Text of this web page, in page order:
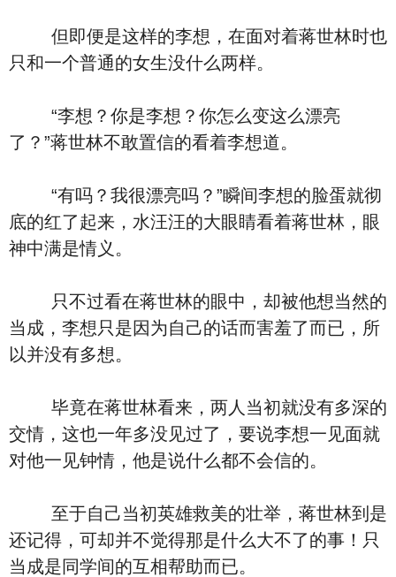
但即便是这样的李想，在面对着蒋世林时也
只和一个普通的女生没什么两样。
“李想？你是李想？你怎么变这么漂亮
了？”蒋世林不敢置信的看着李想道。
“有吗？我很漂亮吗？”瞬间李想的脸蛋就彻
底的红了起来，水汪汪的大眼睛看着蒋世林，眼
神中满是情义。
只不过看在蒋世林的眼中，却被他想当然的
当成，李想只是因为自己的话而害羞了而已，所
以并没有多想。
毕竟在蒋世林看来，两人当初就没有多深的
交情，这也一年多没见过了，要说李想一见面就
对他一见钟情，他是说什么都不会信的。
至于自己当初英雄救美的壮举，蒋世林到是
还记得，可却并不觉得那是什么大不了的事！只
当成是同学间的互相帮助而已。